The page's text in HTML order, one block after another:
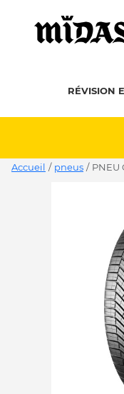
RÉVISION
Accueil / pneus /